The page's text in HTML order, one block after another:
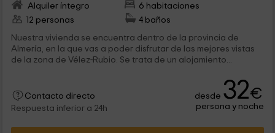
Alquiler íntegro
6 habitaciones
12 personas
4 baños
Nuestra vivienda se encuentra dentro de la provincia de
Almería, en la que vas a poder disfrutar de las mejores vistas
de la zona de Vélez-Rubio. Se trata de un alojamiento...
Contacto directo
Respuesta inferior a 24h
desde 32€
persona y noche